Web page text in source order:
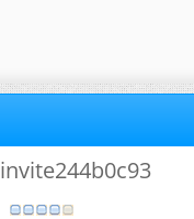
invite244b0c93